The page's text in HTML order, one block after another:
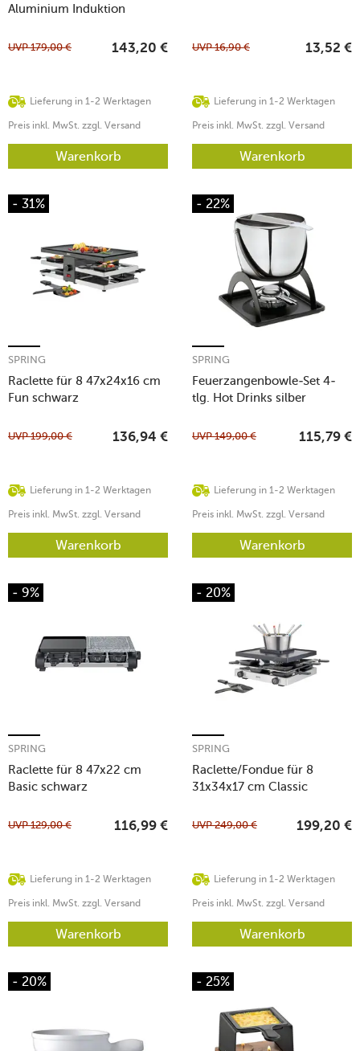
Aluminium Induktion
Lieferung in 1-2 Werktagen
UVP179,00 € 143,20 €
Preis inkl. MwSt. zzgl. Versand
Warenkorb
Lieferung in 1-2 Werktagen
UVP16,90 € 13,52 €
Preis inkl. MwSt. zzgl. Versand
Warenkorb
- 31%
Raclette für 8 47x24x16 cm
Fun schwarz
SPRING
Lieferung in 1-2 Werktagen
UVP199,00 € 136,94 €
Preis inkl. MwSt. zzgl. Versand
Warenkorb
- 22%
Feuerzangenbowle-Set 4-
tlg. Hot Drinks silber
SPRING
Lieferung in 1-2 Werktagen
UVP149,00 € 115,79 €
Preis inkl. MwSt. zzgl. Versand
Warenkorb
- 9%
Raclette für 8 47x22 cm
Basic schwarz
SPRING
Lieferung in 1-2 Werktagen
UVP129,00 € 116,99 €
Preis inkl. MwSt. zzgl. Versand
Warenkorb
- 20%
Raclette/Fondue für 8
31x34x17 cm Classic
SPRING
Lieferung in 1-2 Werktagen
UVP249,00 € 199,20 €
Preis inkl. MwSt. zzgl. Versand
Warenkorb
- 20% - 25%